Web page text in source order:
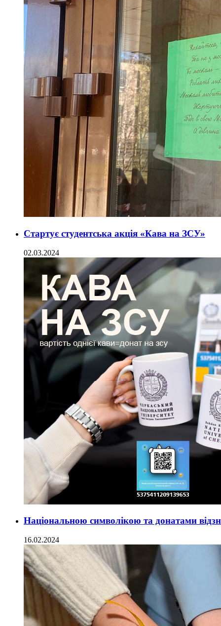
Стартує студентська акція «Кава на ЗСУ»
02.03.2024
Національною символікою та донатами
16.02.2024